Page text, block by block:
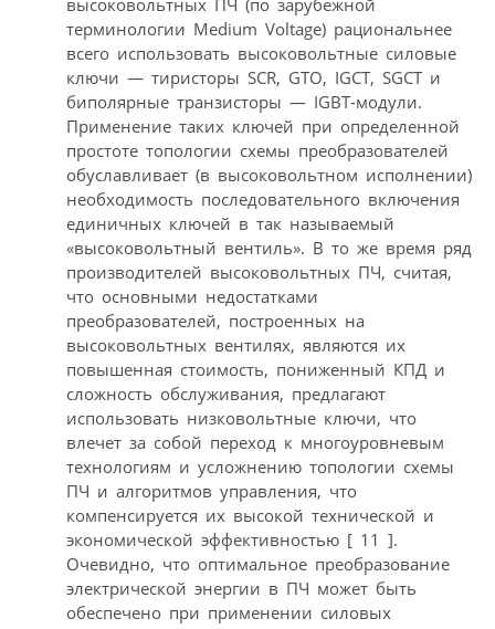
терминологии Medium Voltage) рациональнее
всего использовать высоковольтные силовые
ключи — тиристоры SCR, GTO, IGCT, SGCT и
биполярные транзисторы — IGBT-модули.
Применение таких ключей при определенной
простоте топологии схемы преобразователей
обуславливает (в высоковольтном исполнении)
необходимость последовательного включения
единичных ключей в так называемый
«высоковольтный вентиль». В то же время ряд
производителей высоковольтных ПЧ, считая,
что основными недостатками
преобразователей, построенных на
высоковольтных вентилях, являются их
повышенная стоимость, пониженный КПД и
сложность обслуживания, предлагают
использовать низковольтные ключи, что
влечет за собой переход к многоуровневым
технологиям и усложнению топологии схемы
ПЧ и алгоритмов управления, что
компенсируется их высокой технической и
экономической эффективностью [ 11 ].
Очевидно, что оптимальное преобразование
электрической энергии в ПЧ может быть
обеспечено при применении силовых